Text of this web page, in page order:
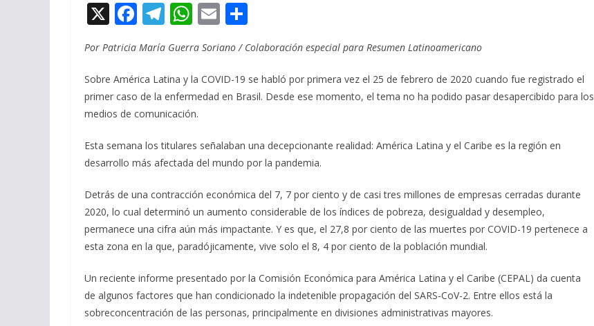
X F
e
b
o
o
k
T
e
gr
a
m
W
at
s
A
p
p
E
ai
l
o
m
p
ar
r
Por Patricia María Guerra Soriano / Colaboración especial para Resumen Latinoamericano
Sobre América Latina y la COVID-19 se habló por primera vez el 25 de febrero de 2020 cuando fue registrado el
primer caso de la enfermedad en Brasil. Desde ese momento, el tema no ha podido pasar desapercibido para los
medios de comunicación.
Esta semana los titulares señalaban una decepcionante realidad: América Latina y el Caribe es la región en
desarrollo más afectada del mundo por la pandemia.
Detrás de una contracción económica del 7, 7 por ciento y de casi tres millones de empresas cerradas durante
2020, lo cual determinó un aumento considerable de los índices de pobreza, desigualdad y desempleo,
permanece una cifra aún más impactante. Y es que, el 27,8 por ciento de las muertes por COVID-19 pertenece a
esta zona en la que, paradójicamente, vive solo el 8, 4 por ciento de la población mundial.
Un reciente informe presentado por la Comisión Económica para América Latina y el Caribe (CEPAL) da cuenta
de algunos factores que han condicionado la indetenible propagación del SARS-CoV-2. Entre ellos está la
sobreconcentración de las personas, principalmente en divisiones administrativas mayores.